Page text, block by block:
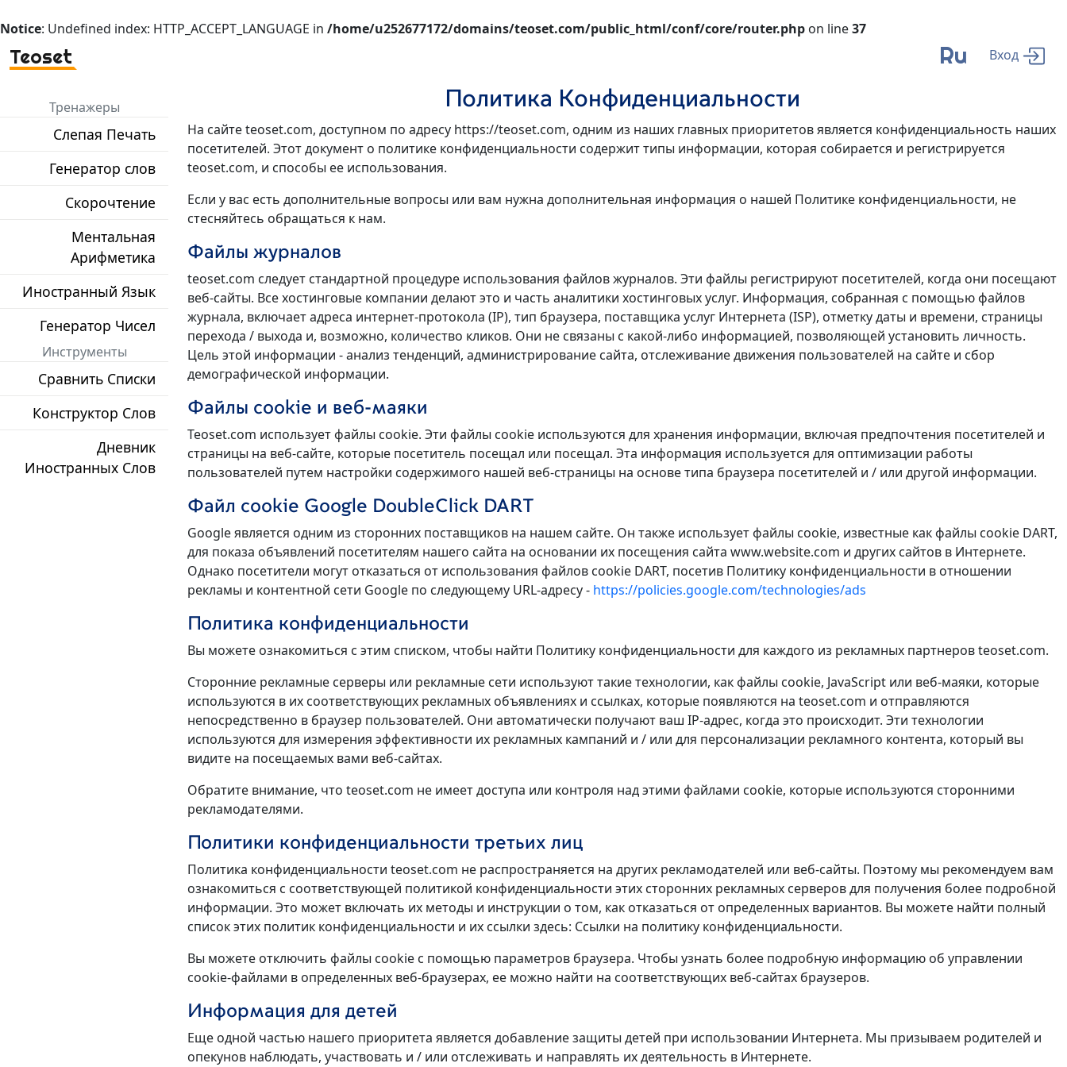
Notice: Undefined index: HTTP_ACCEPT_LANGUAGE in /home/u252677172/domains/teoset.com/public_html/conf/core/router.php on line37
Teoset Ru Вход
Тренажеры
Слепая Печать
Генератор слов
Скорочтение
Ментальная
Арифметика
Иностранный Язык
Генератор Чисел
Инструменты
Сравнить Списки
Конструктор Слов
Дневник
Иностранных Слов
Политика Конфиденциальности
На сайте teoset.com, доступном по адресу https://teoset.com, одним из наших главных приоритетов является конфиденциальность наших
посетителей. Этот документ о политике конфиденциальности содержит типы информации, которая собирается и регистрируется
teoset.com, и способы ее использования.
Если у вас есть дополнительные вопросы или вам нужна дополнительная информация о нашей Политике конфиденциальности, не
стесняйтесь обращаться к нам.
Файлы журналов
teoset.com следует стандартной процедуре использования файлов журналов. Эти файлы регистрируют посетителей, когда они посещают
веб-сайты. Все хостинговые компании делают это и часть аналитики хостинговых услуг. Информация, собранная с помощью файлов
журнала, включает адреса интернет-протокола (IP), тип браузера, поставщика услуг Интернета (ISP), отметку даты и времени, страницы
перехода / выхода и, возможно, количество кликов. Они не связаны с какой-либо информацией, позволяющей установить личность.
Цель этой информации - анализ тенденций, администрирование сайта, отслеживание движения пользователей на сайте и сбор
демографической информации.
Файлы cookie и веб-маяки
Teoset.com использует файлы cookie. Эти файлы cookie используются для хранения информации, включая предпочтения посетителей и
страницы на веб-сайте, которые посетитель посещал или посещал. Эта информация используется для оптимизации работы
пользователей путем настройки содержимого нашей веб-страницы на основе типа браузера посетителей и / или другой информации.
Файл cookie Google DoubleClick DART
Google является одним из сторонних поставщиков на нашем сайте. Он также использует файлы cookie, известные как файлы cookie DART,
для показа объявлений посетителям нашего сайта на основании их посещения сайта www.website.com и других сайтов в Интернете.
Однако посетители могут отказаться от использования файлов cookie DART, посетив Политику конфиденциальности в отношении
рекламы и контентной сети Google по следующему URL-адресу - https://policies.google.com/technologies/ads
Политика конфиденциальности
Вы можете ознакомиться с этим списком, чтобы найти Политику конфиденциальности для каждого из рекламных партнеров teoset.com.
Сторонние рекламные серверы или рекламные сети используют такие технологии, как файлы cookie, JavaScript или веб-маяки, которые
используются в их соответствующих рекламных объявлениях и ссылках, которые появляются на teoset.com и отправляются
непосредственно в браузер пользователей. Они автоматически получают ваш IP-адрес, когда это происходит. Эти технологии
используются для измерения эффективности их рекламных кампаний и / или для персонализации рекламного контента, который вы
видите на посещаемых вами веб-сайтах.
Обратите внимание, что teoset.com не имеет доступа или контроля над этими файлами cookie, которые используются сторонними
рекламодателями.
Политики конфиденциальности третьих лиц
Политика конфиденциальности teoset.com не распространяется на других рекламодателей или веб-сайты. Поэтому мы рекомендуем вам
ознакомиться с соответствующей политикой конфиденциальности этих сторонних рекламных серверов для получения более подробной
информации. Это может включать их методы и инструкции о том, как отказаться от определенных вариантов. Вы можете найти полный
список этих политик конфиденциальности и их ссылки здесь: Ссылки на политику конфиденциальности.
Вы можете отключить файлы cookie с помощью параметров браузера. Чтобы узнать более подробную информацию об управлении
cookie-файлами в определенных веб-браузерах, ее можно найти на соответствующих веб-сайтах браузеров.
Информация для детей
Еще одной частью нашего приоритета является добавление защиты детей при использовании Интернета. Мы призываем родителей и
опекунов наблюдать, участвовать и / или отслеживать и направлять их деятельность в Интернете.